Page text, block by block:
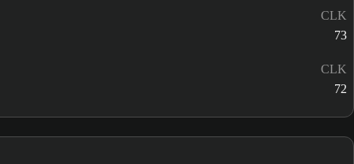
CLK
73
CLK
72